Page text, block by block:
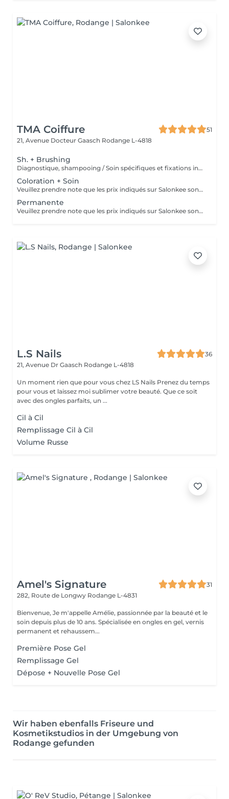
TMA Coiffure
51
21, Avenue Docteur Gaasch Rodange L-4818
Sh. + Brushing
Diagnostique, shampooing / Soin spécifiques et fixations inclus
Coloration + Soin
Veuillez prendre note que les prix indiqués sur Salonkee sont communiqués à titre informatif et s'entendent de base. Ces derniers sont susceptibles de varier selon le diagnostic réalisé à votre arrivée au salon et l'expertise du professionnel à qui vous confiez votre beauté. Dans tous les cas, un devis précis vous sera proposé et toutes réalisations de prestations seront effectuées avec votre accord. Un grand merci d'avance pour votre compréhension. Au plaisir de vous revoir très vite.
Permanente
Veuillez prendre note que les prix indiqués sur Salonkee sont communiqués à titre informatif et s'entendent de base. Ces derniers sont susceptibles de varier selon le diagnostic réalisé à votre arrivée au salon et l'expertise du professionnel à qui vous confiez votre beauté. Dans tous les cas, un devis précis vous sera proposé et toutes réalisations de prestations seront effectuées avec votre accord. Un grand merci d'avance pour votre compréhension. Au plaisir de vous revoir très vite.
L.S Nails
36
21, Avenue Dr Gaasch Rodange L-4818
Un moment rien que pour vous chez LS Nails Prenez du temps
pour vous et laissez moi sublimer votre beauté. Que ce soit
avec des ongles parfaits, un ...
Cil à Cil
Remplissage Cil à Cil
Volume Russe
Amel's Signature
31
282, Route de Longwy Rodange L-4831
Bienvenue, Je m'appelle Amélie, passionnée par la beauté et le
soin depuis plus de 10 ans. Spécialisée en ongles en gel, vernis
permanent et rehaussem...
Première Pose Gel
Remplissage Gel
Dépose + Nouvelle Pose Gel
Wir haben ebenfalls Friseure und
Kosmetikstudios in der Umgebung von
Rodange gefunden